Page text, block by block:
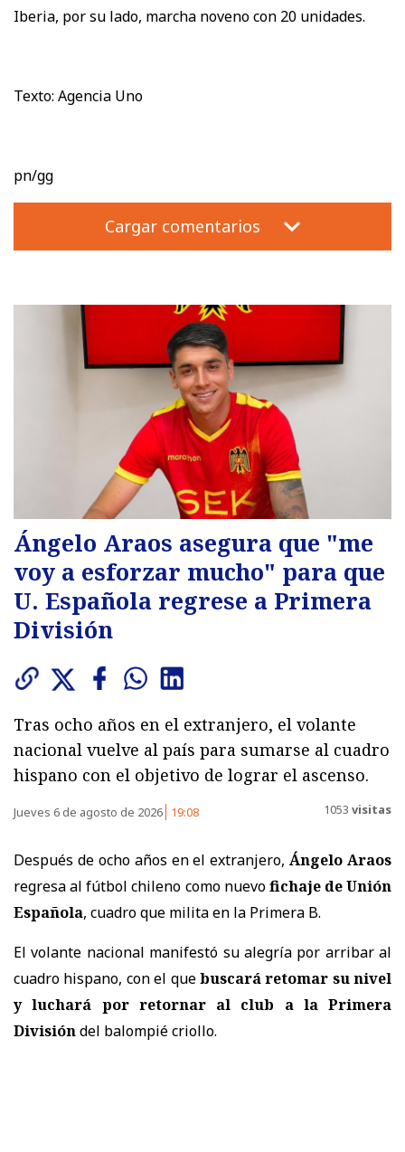
Iberia, por su lado, marcha noveno con 20 unidades.
Texto: Agencia Uno
pn/gg
Cargar comentarios
Ángelo Araos asegura que "me
voy a esforzar mucho" para que
U. Española regrese a Primera
División
Tras ocho años en el extranjero, el volante
nacional vuelve al país para sumarse al cuadro
hispano con el objetivo de lograr el ascenso.
Jueves 6 de agosto de 2026 19:08 1053 visitas
Después de ocho años en el extranjero,Ángelo Araos
regresa al fútbol chileno como nuevofichaje de Unión
Española, cuadro que milita en la Primera B.
El volante nacional manifestó su alegría por arribar al
cuadro hispano, con el quebuscará retomar su nivel
y luchará por retornar al club a la Primera
Divisióndel balompié criollo.